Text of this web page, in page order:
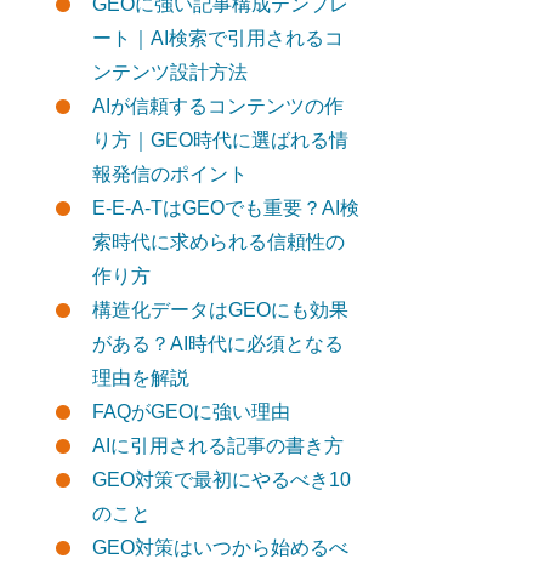
GEOに強い記事構成テンプレ
ート｜AI検索で引用されるコ
ンテンツ設計方法
AIが信頼するコンテンツの作
り方｜GEO時代に選ばれる情
報発信のポイント
E-E-A-TはGEOでも重要？AI検
索時代に求められる信頼性の
作り方
構造化データはGEOにも効果
がある？AI時代に必須となる
理由を解説
FAQがGEOに強い理由
AIに引用される記事の書き方
GEO対策で最初にやるべき10
のこと
GEO対策はいつから始めるべ